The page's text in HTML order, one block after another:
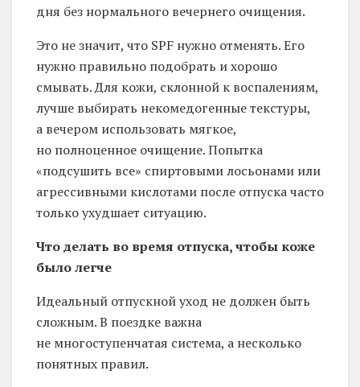
дня без нормального вечернего очищения.
Это не значит, что SPF нужно отменять. Его
нужно правильно подобрать и хорошо
смывать. Для кожи, склонной к воспалениям,
лучше выбирать некомедогенные текстуры,
а вечером использовать мягкое,
но полноценное очищение. Попытка
«подсушить все» спиртовыми лосьонами или
агрессивными кислотами после отпуска часто
только ухудшает ситуацию.
Что делать во время отпуска, чтобы коже
было легче
Идеальный отпускной уход не должен быть
сложным. В поездке важна
не многоступенчатая система, а несколько
понятных правил.